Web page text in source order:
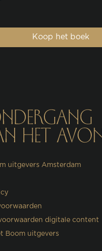
Koop het boek
uitgevers Amsterdam
digitale content
Boom uitgevers